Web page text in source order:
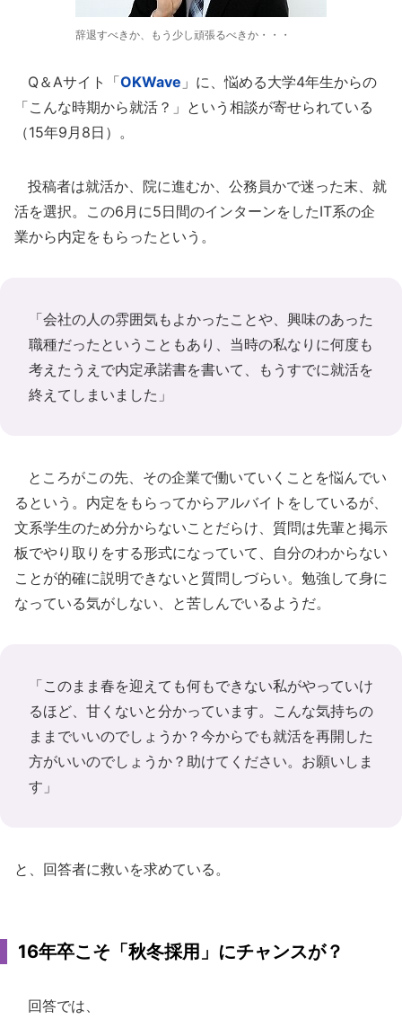
辞退すべきか、もう少し頑張るべきか・・・
Q＆Aサイト「OKWave 」に、悩める大学4年生からの
「こんな時期から就活？」という相談が寄せられている
（15年9月8日）。
投稿者は就活か、院に進むか、公務員かで迷った末、就
活を選択。この6月に5日間のインターンをしたIT系の企
業から内定をもらったという。
「会社の人の雰囲気もよかったことや、興味のあった
職種だったということもあり、当時の私なりに何度も
考えたうえで内定承諾書を書いて、もうすでに就活を
終えてしまいました」
ところがこの先、その企業で働いていくことを悩んでい
るという。内定をもらってからアルバイトをしているが、
文系学生のため分からないことだらけ、質問は先輩と掲示
板でやり取りをする形式になっていて、自分のわからない
ことが的確に説明できないと質問しづらい。勉強して身に
なっている気がしない、と苦しんでいるようだ。
「このまま春を迎えても何もできない私がやっていけ
るほど、甘くないと分かっています。こんな気持ちの
ままでいいのでしょうか？今からでも就活を再開した
方がいいのでしょうか？助けてください。お願いしま
す」
と、回答者に救いを求めている。
16年卒こそ「秋冬採用」にチャンスが？
回答では、